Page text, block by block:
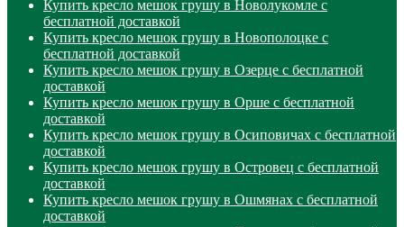
Купить кресло мешок грушу в Новолукомле с
бесплатной доставкой
Купить кресло мешок грушу в Новополоцке с
бесплатной доставкой
Купить кресло мешок грушу в Озерце с бесплатной
доставкой
Купить кресло мешок грушу в Орше с бесплатной
доставкой
Купить кресло мешок грушу в Осиповичах с бесплатной
доставкой
Купить кресло мешок грушу в Островец с бесплатной
доставкой
Купить кресло мешок грушу в Ошмянах с бесплатной
доставкой